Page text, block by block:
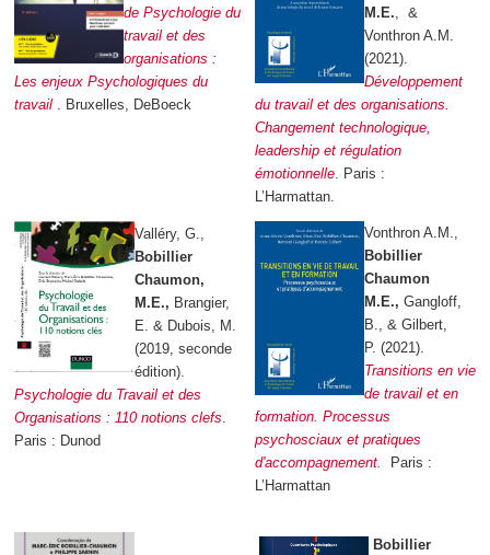
de Psychologie du
travail et des
organisations :
Les enjeux Psychologiques du
travail . Bruxelles, DeBoeck
M.E., &
Vonthron A.M.
(2021).
Développement
du travail et des organisations.
Changement technologique,
leadership et régulation
émotionnelle. Paris :
L’Harmattan.
Valléry, G.,
Bobillier
Chaumon,
M.E., Brangier,
E. & Dubois, M.
(2019, seconde
édition).
Psychologie du Travail et des
Organisations : 110 notions clefs.
Paris : Dunod
Vonthron A.M.,
Bobillier
Chaumon
M.E., Gangloff,
B., & Gilbert,
P. (2021).
Transitions en vie
de travail et en
formation. Processus
psychosciaux et pratiques
d'accompagnement.
Paris :
L’Harmattan
Bobillier